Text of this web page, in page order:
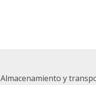
Almacenamiento y